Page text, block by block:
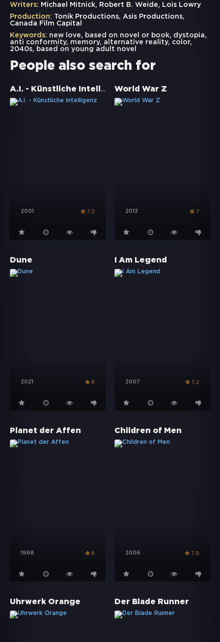
Writers: Michael Mitnick, Robert B. Weide, Lois Lowry
Production: Tonik Productions, Asis Productions,
Canada Film Capital
Keywords: new love, based on novel or book, dystopia,
anti conformity, memory, alternative reality, color,
2040s, based on young adult novel
People also search for
A.I. - Künstliche Intelligenz
2001 7.2
World War Z
2013 7
Dune
2021 8
I Am Legend
2007 7.2
Planet der Affen
1968 8
Children of Men
2006 7.9
Uhrwerk Orange Der Blade Runner